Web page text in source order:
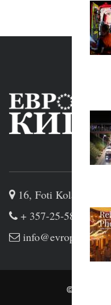
16, Foti Kolakidi str,
+ 357-25-581133
© Copyright